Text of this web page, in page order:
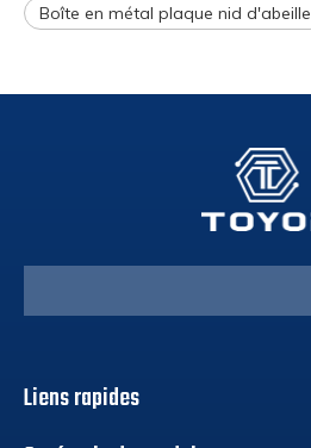
Boîte en métal plaque nid d'abeille
Liens rapides